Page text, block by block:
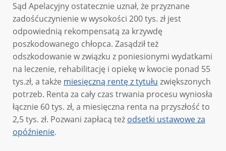
Sąd Apelacyjny ostatecznie uznał, że przyznane
zadośćuczynienie w wysokości 200 tys. zł jest
odpowiednią rekompensatą za krzywdę
poszkodowanego chłopca. Zasądził też
odszkodowanie w związku z poniesionymi wydatkami
na leczenie, rehabilitację i opiekę w kwocie ponad 55
tys.zł, a także miesięczną rentę z tytułu zwiększonych
potrzeb. Renta za cały czas trwania procesu wyniosła
łącznie 60 tys. zł, a miesięczna renta na przyszłość to
2,5 tys. zł. Pozwani zapłacą też odsetki ustawowe za
opóźnienie.